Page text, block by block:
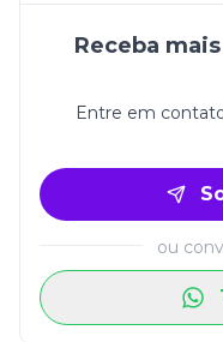
Receba
Entre em
ou